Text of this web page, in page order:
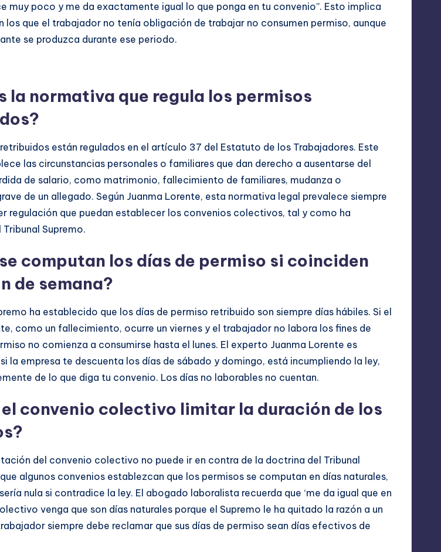
muy poco y me da exactamente igual lo que ponga en tu convenio”. Esto implica
los que el trabajador no tenía obligación de trabajar no consumen permiso, aunque
se produzca durante ese periodo.
la normativa que regula los permisos
están regulados en el artículo 37 del Estatuto de los Trabajadores. Este
las circunstancias personales o familiares que dan derecho a ausentarse del
de salario, como matrimonio, fallecimiento de familiares, mudanza o
de un allegado. Según Juanma Lorente, esta normativa legal prevalece siempre
regulación que puedan establecer los convenios colectivos, tal y como ha
Supremo.
computan los días de permiso si coinciden
de semana?
ha establecido que los días de permiso retribuido son siempre días hábiles. Si el
como un fallecimiento, ocurre un viernes y el trabajador no labora los fines de
no comienza a consumirse hasta el lunes. El experto Juanma Lorente es
la empresa te descuenta los días de sábado y domingo, está incumpliendo la ley,
de lo que diga tu convenio. Los días no laborables no cuentan.
el convenio colectivo limitar la duración de los
del convenio colectivo no puede ir en contra de la doctrina del Tribunal
algunos convenios establezcan que los permisos se computan en días naturales,
nula si contradice la ley. El abogado laboralista recuerda que ‘me da igual que en
venga que son días naturales porque el Supremo le ha quitado la razón a un
siempre debe reclamar que sus días de permiso sean días efectivos de